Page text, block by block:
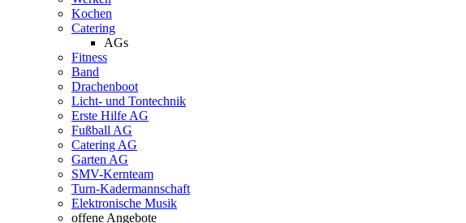
Kochen
Catering
AGs
Fitness
Band
Drachenboot
Licht- und Tontechnik
Erste Hilfe AG
Fußball AG
Catering AG
Garten AG
SMV-Kernteam
Turn-Kadermannschaft
Elektronische Musik
offene Angebote